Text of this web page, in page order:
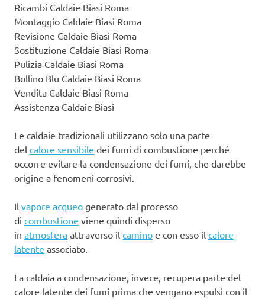
Ricambi Caldaie Biasi Roma
Montaggio Caldaie Biasi Roma
Revisione Caldaie Biasi Roma
Sostituzione Caldaie Biasi Roma
Pulizia Caldaie Biasi Roma
Bollino Blu Caldaie Biasi Roma
Vendita Caldaie Biasi Roma
Assistenza Caldaie Biasi
Le caldaie tradizionali utilizzano solo una parte
del calore sensibile dei fumi di combustione perché
occorre evitare la condensazione dei fumi, che darebbe
origine a fenomeni corrosivi.
Il vapore acqueo generato dal processo
di combustione viene quindi disperso
in atmosfera attraverso il camino e con esso il calore
latente associato.
La caldaia a condensazione, invece, recupera parte del
calore latente dei fumi prima che vengano espulsi con il